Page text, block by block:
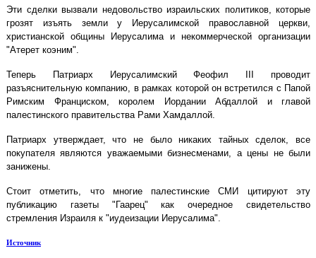
Эти сделки вызвали недовольство израильских политиков, которые
грозят изъять земли у Иерусалимской православной церкви,
христианской общины Иерусалима и некоммерческой организации
"Атерет коэним".
Теперь Патриарх Иерусалимский Феофил III проводит
разъяснительную компанию, в рамках которой он встретился с Папой
Римским Франциском, королем Иордании Абдаллой и главой
палестинского правительства Рами Хамдаллой.
Патриарх утверждает, что не было никаких тайных сделок, все
покупателя являются уважаемыми бизнесменами, а цены не были
занижены.
Стоит отметить, что многие палестинские СМИ цитируют эту
публикацию газеты "Гаарец" как очередное свидетельство
стремления Израиля к "иудеизации Иерусалима".
Источник